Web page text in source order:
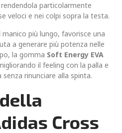
particolarmente
veloci e nei colpi sopra la testa.
manico più lungo, favorisce una
a generare più potenza nelle
la gomma Soft Energy EVA
il feeling con la palla e
rinunciare alla spinta.
Cross